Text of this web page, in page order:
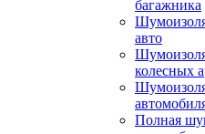
багажника
авто
колесных
Полная